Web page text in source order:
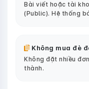
Bài viết hoặc tài
(Public). Hệ thống
Không mua đè
Không đặt nhiều
thành.